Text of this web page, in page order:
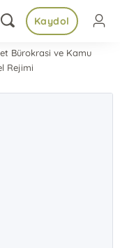
Kaydol
Bürokrasi ve Kamu
Rejimi